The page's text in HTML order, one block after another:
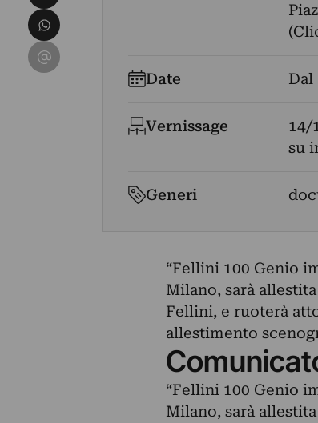
Date Dal
Vernissage
14/
su
Generi
“Fellini 100 Genio
Milano, sarà
Fellini, e ruoterà
allestimento
“Fellini 100 Genio
Milano, sarà
Condividi su WhatsApp
Condividi su Email